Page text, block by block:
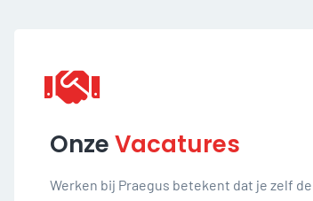
OnzeVacatures
Werken bij Praegus betekent dat je zelf de